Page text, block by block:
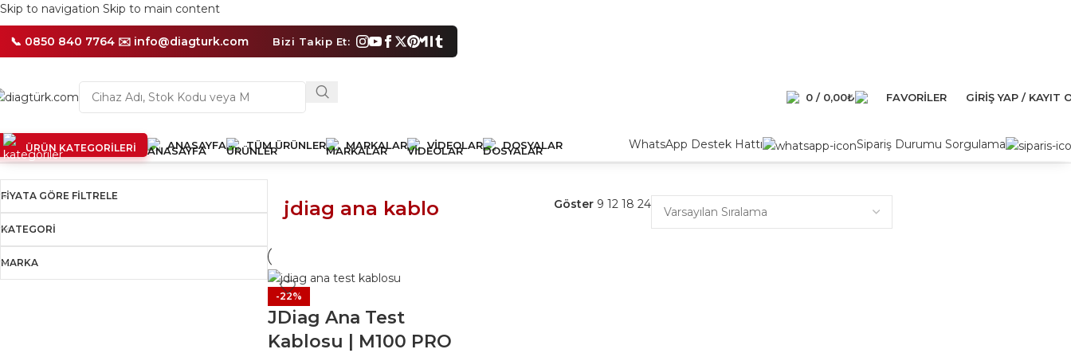
Skip to navigation Skip to main content
📞 0850 840 7764 ✉️ info@diagturk.com
Aynı
Gün
İçerisinde
Kargo
Bizi Takip Et:
0 / 0,00₺ FAVORILER GIRIŞ YAP / KAYIT
ÜRÜN KATEGORILERI ANASAYFA TÜM ÜRÜNLER MARKALAR VIDEOLAR DOSYALAR WhatsApp Destek Hattı Sipariş Durumu Sorgulama
Ana Sayfa/Ürünler “jdiag ana kablo” olarak etiketlendiTek bir sonuç gösteriliyor
FIYATA GÖRE FILTRELE
KATEGORI
MARKA
jdiag ana kablo Göster 9 12 18 24
-22%
JDiag Ana Test
Kablosu | M100 PRO